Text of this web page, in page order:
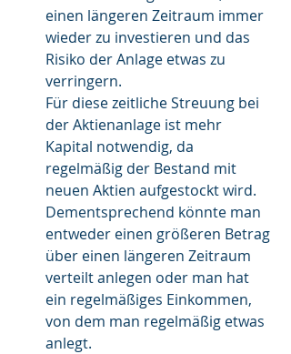
einen längeren Zeitraum immer
wieder zu investieren und das
Risiko der Anlage etwas zu
verringern.
Für diese zeitliche Streuung bei
der Aktienanlage ist mehr
Kapital notwendig, da
regelmäßig der Bestand mit
neuen Aktien aufgestockt wird.
Dementsprechend könnte man
entweder einen größeren Betrag
über einen längeren Zeitraum
verteilt anlegen oder man hat
ein regelmäßiges Einkommen,
von dem man regelmäßig etwas
anlegt.